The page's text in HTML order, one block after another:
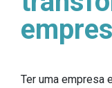
Ter uma empresa